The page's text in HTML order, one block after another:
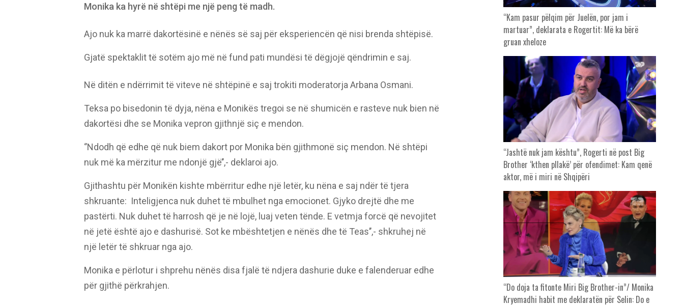
Monika ka hyrë në shtëpi me një peng të madh.
Ajo nuk ka marrë dakortësinë e nënës së saj për eksperiencën që nisi brenda shtëpisë.
Gjatë spektaklit të sotëm ajo më në fund pati mundësi të dëgjojë qëndrimin e saj.
Në ditën e ndërrimit të viteve në shtëpinë e saj trokiti moderatorja Arbana Osmani.
Teksa po bisedonin të dyja, nëna e Monikës tregoi se në shumicën e rasteve nuk bien në
dakortësi dhe se Monika vepron gjithnjë siç e mendon.
‘’Ndodh që edhe që nuk biem dakort por Monika bën gjithmonë siç mendon. Në shtëpi
nuk më ka mërzitur me ndonjë gjë’’,- deklaroi ajo.
Gjithashtu për Monikën kishte mbërritur edhe një letër, ku nëna e saj ndër të tjera
shkruante: Inteligjenca nuk duhet të mbulhet nga emocionet. Gjyko drejtë dhe me
pastërti. Nuk duhet të harrosh që je në lojë, luaj veten tënde. E vetmja forcë që nevojitet
në jetë është ajo e dashurisë. Sot ke mbështetjen e nënës dhe të Teas’’,- shkruhej në
një letër të shkruar nga ajo.
Monika e përlotur i shprehu nënës disa fjalë të ndjera dashurie duke e falenderuar edhe
për gjithë përkrahjen.
“Kam pasur pëlqim për Juelën, por jam i
martuar”, deklarata e Rogertit: Më ka bërë
gruan xheloze
“Jashtë nuk jam kështu”, Rogerti në post Big
Brother ‘kthen pllakë’ për ofendimet: Kam qenë
aktor, më i miri në Shqipëri
“Do doja ta fitonte Miri Big Brother-in”/ Monika
Kryemadhi habit me deklaratën për Selin: Do e